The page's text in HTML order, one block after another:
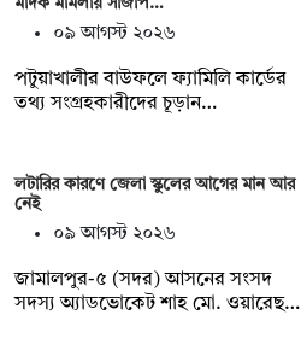
০৯ আগস্ট ২০২৬
পটুয়াখালীর বাউফলে ফ্যামিলি কার্ডের
তথ্য সংগ্রহকারীদের চূড়ান…
লটারির কারণে জেলা স্কুলের আগের মান আর
নেই
০৯ আগস্ট ২০২৬
জামালপুর-৫ (সদর) আসনের সংসদ
সদস্য অ্যাডভোকেট শাহ মো. ওয়ারেছ…